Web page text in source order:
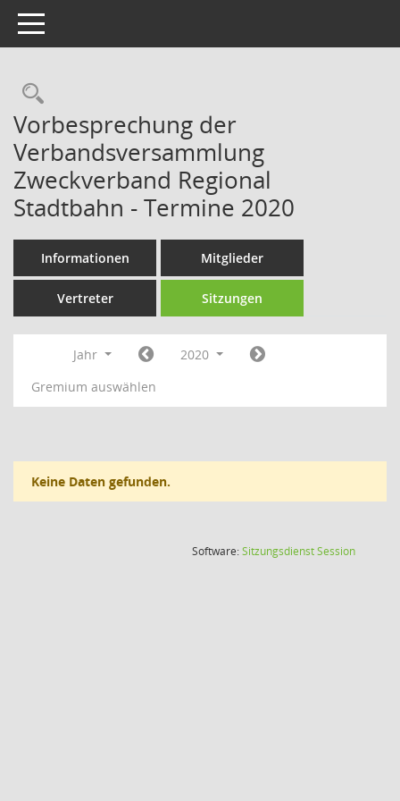
Toggle navigation
Rechercheauswahl
Vorbesprechung der
Verbandsversammlung
Zweckverband Regional
Stadtbahn - Termine 2020
Informationen Mitglieder
Vertreter Sitzungen
Jahr
2020
Gremium auswählen
Keine Daten gefunden.
Software:SitzungsdienstSession(Wird in